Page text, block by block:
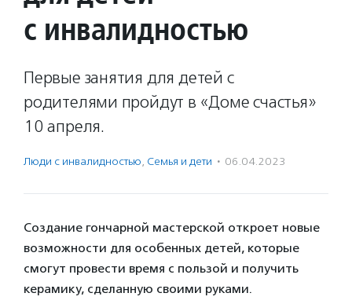
с инвалидностью
Первые занятия для детей с
родителями пройдут в «Доме счастья»
10 апреля.
Люди с инвалидностью, Семья и дети · 06.04.2023
Создание гончарной мастерской откроет новые
возможности для особенных детей, которые
смогут провести время с пользой и получить
керамику, сделанную своими руками.